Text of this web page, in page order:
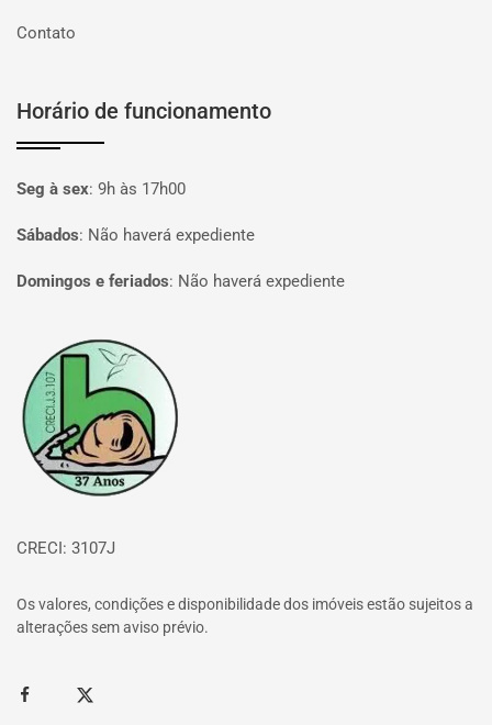
Contato
Horário de funcionamento
Seg à sex: 9h às 17h00
Sábados: Não haverá expediente
Domingos e feriados: Não haverá expediente
Página inicial
CRECI: 3107J
Os valores, condições e disponibilidade dos imóveis estão sujeitos a
alterações sem aviso prévio.
FacebookTwitter